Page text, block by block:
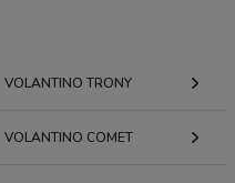
VOLANTINO TRONY
VOLANTINO COMET